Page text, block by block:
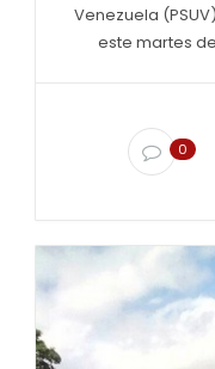
Venezuela
este martes
0